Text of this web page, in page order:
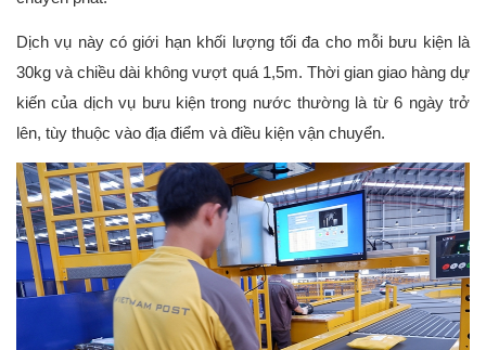
Dịch vụ này có giới hạn khối lượng tối đa cho mỗi bưu kiện là
30kg và chiều dài không vượt quá 1,5m. Thời gian giao hàng dự
kiến của dịch vụ bưu kiện trong nước thường là từ 6 ngày trở
lên, tùy thuộc vào địa điểm và điều kiện vận chuyển.